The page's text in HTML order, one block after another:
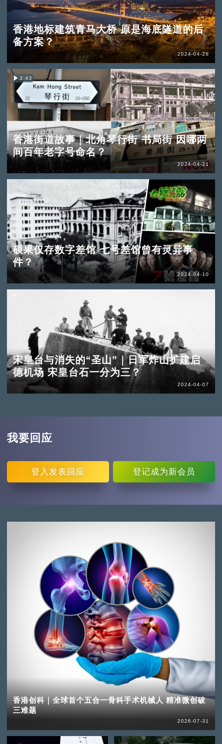
香港地标建筑青马大桥 原是海底隧道的后
备方案？
2024-04-26
2:43
香港街道故事｜北角琴行街 书局街 因哪两
间百年老字号命名？
2024-04-21
硕果仅存数字差馆 七号差馆曾有灵异事
件？
2024-04-10
宋皇台与消失的“圣山”｜日军炸山扩建启
德机场 宋皇台石一分为三？
2024-04-07
我要回应
登入 发表回应 登记成为新会员
香港创科｜全球首个五合一骨科手术机械人 精准微创破
三难题
2026-07-31